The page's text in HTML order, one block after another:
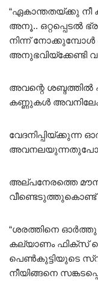
“ഏകാന്തതയ്ക്കു
അനൂ.. ഒറ്റപ്പെടൽ
നിന്ന് നോക്കുമ്പോൾ
അനുഭവിയ്ക്കേണ്ടി
അവന്റെ ശബ്ദത്തിൽ
കണ്ണുകൾ
വേദനിപ്പിയ്ക്കുന്ന
അല്പനേരത്തെ
“ശരത്തിനെ
കല്യാണം ഫിക്സ്
പെൺകുട്ടിയുടെ
നീയിങ്ങനെ